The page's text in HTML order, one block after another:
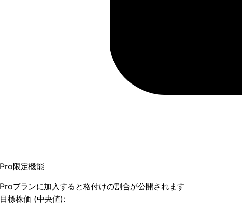
Pro限定機能
Proプランに加入すると格付けの割合が公開されます
目標株価 (中央値):